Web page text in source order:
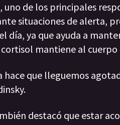
uno de los principales
situaciones de alerta,
ya que ayuda a
mantiene al
hace que lleguemos
destacó que estar